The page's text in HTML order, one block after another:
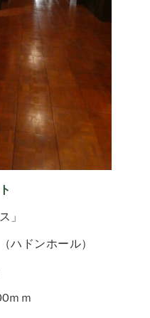
」
ハドンホール）
ｍｍ